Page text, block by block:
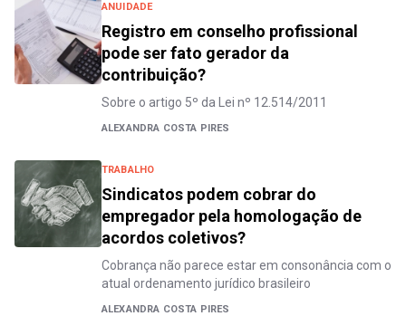
ANUIDADE
Registro em conselho profissional
pode ser fato gerador da
contribuição?
Sobre o artigo 5º da Lei nº 12.514/2011
ALEXANDRA COSTA PIRES
TRABALHO
Sindicatos podem cobrar do
empregador pela homologação de
acordos coletivos?
Cobrança não parece estar em consonância com o
atual ordenamento jurídico brasileiro
ALEXANDRA COSTA PIRES